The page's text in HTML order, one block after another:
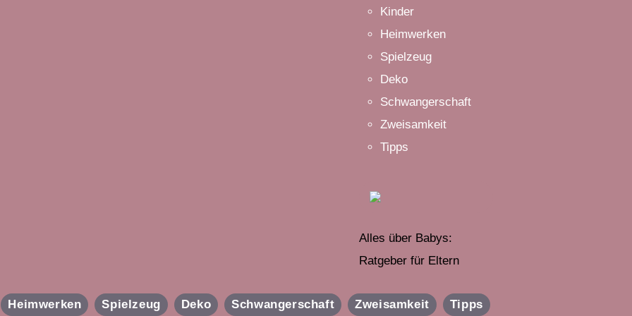
Kinder
Heimwerken
Spielzeug
Deko
Schwangerschaft
Zweisamkeit
Tipps
Alles über Babys:
Ratgeber für Eltern
Heimwerken Spielzeug Deko Schwangerschaft Zweisamkeit Tipps